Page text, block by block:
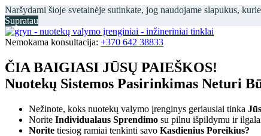
Naršydami šioje svetainėje sutinkate, jog naudojame slapukus,
Supratau
Nemokama konsultacija: +370 642 38833
ČIA BAIGIASI JŪSŲ PAIEŠKOS!
Nuotekų Sistemos Pasirinkimas Neturi
Nežinote, koks nuotekų valymo įrenginys geriausiai tinka
Norite Individualaus Sprendimo su pilnu išpildymu ir
Norite tiesiog ramiai tenkinti savo Kasdienius Poreikius?